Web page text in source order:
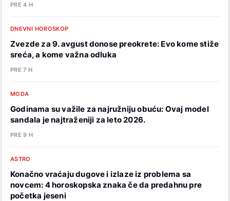
PRE 4 H
DNEVNI HOROSKOP
Zvezde za 9. avgust donose preokrete: Evo kome stiže
sreća, a kome važna odluka
PRE 7 H
MODA
Godinama su važile za najružniju obuću: Ovaj model
sandala je najtraženiji za leto 2026.
PRE 9 H
ASTRO
Konačno vraćaju dugove i izlaze iz problema sa
novcem: 4 horoskopska znaka če da predahnu pre
početka jeseni